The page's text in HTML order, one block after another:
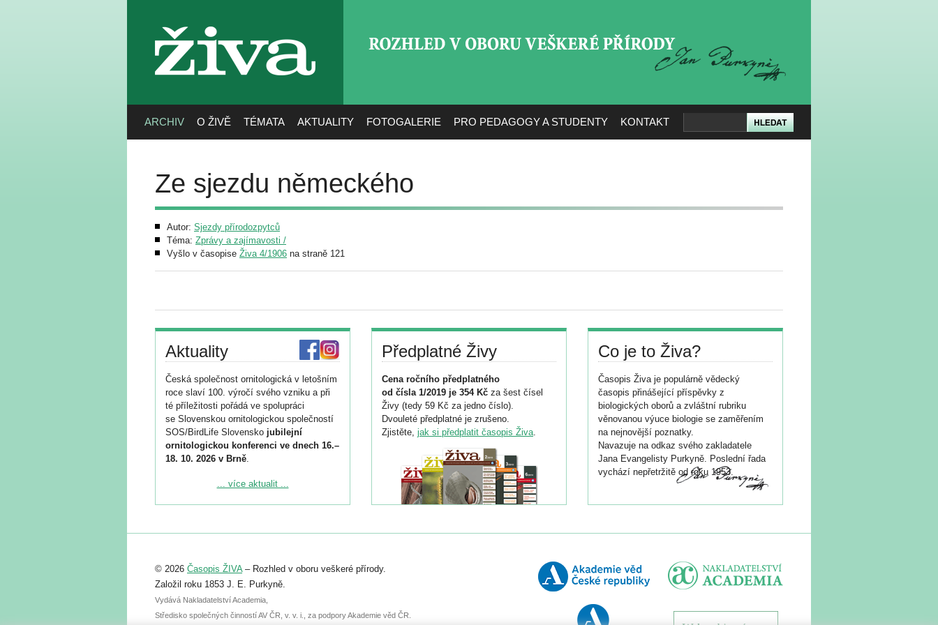
živa
ARCHIV O ŽIVĚ TÉMATA AKTUALITY FOTOGALERIE PRO PEDAGOGY A STUDENTY KONTAKT
Ze sjezdu německého
Autor: Sjezdy přírodozpytců
Téma: Zprávy a zajímavosti /
Vyšlo v časopise Živa 4/1906 na straně 121
Aktuality
Česká společnost ornitologická v letošním
roce slaví 100. výročí svého vzniku a při
té příležitosti pořádá ve spolupráci
se Slovenskou ornitologickou společností
SOS/BirdLife Slovensko jubilejní
ornitologickou konferenci ve dnech 16.–
18. 10. 2026 v Brně.
Podrobnější informace ke konferenci
Registrovat se můžete do 6. září.
abstraktu přihlášené přednášky nebo
posteru je už 30. června.
... více aktualit ...
Předplatné Živy
Cena ročního předplatného
od čísla 1/2019 je 354 Kč za šest čísel
Živy (tedy 59 Kč za jedno číslo).
Dvouleté předplatné je zrušeno.
Zjistěte, jak si předplatit časopis Živa.
Co je to Živa?
Časopis Živa je populárně vědecký
časopis přinášející příspěvky z
biologických oborů a zvláštní rubriku
věnovanou výuce biologie se zaměřením
na nejnovější poznatky.
Navazuje na odkaz svého zakladatele
Jana Evangelisty Purkyně. Poslední řada
vychází nepřetržitě od roku 1953.
© 2026 Časopis ŽIVA– Rozhled v oboru veškeré přírody.
Založil roku 1853 J. E. Purkyně.
Vydává Nakladatelství Academia,
Středisko společných činností AV ČR, v. v. i., za podpory Akademie věd ČR.